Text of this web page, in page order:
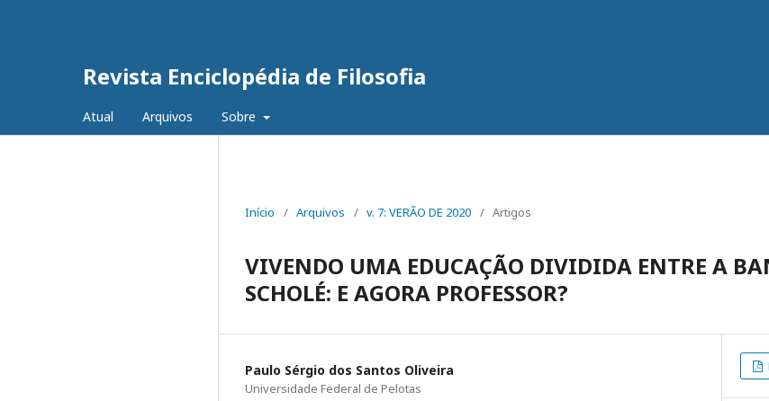
Revista Enciclopédia de Filosofia
Atual Arquivos Sobre
Início / Arquivos / v. 7: VERÃO DE 2020 / Artigos
VIVENDO UMA EDUCAÇÃO DIVIDIDA ENTRE A
SCHOLÉ: E AGORA PROFESSOR?
Paulo Sérgio dos Santos Oliveira
Universidade Federal de Pelotas